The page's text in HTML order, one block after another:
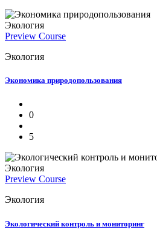
Экология
Preview Course
Экология
Экономика природопользования
0
5
Экология
Preview Course
Экология
Экологический контроль и мониторинг